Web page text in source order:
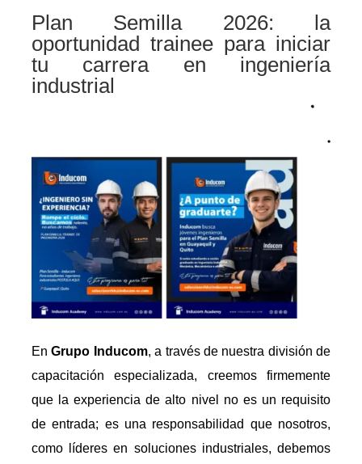
Plan Semilla 2026: la
oportunidad trainee para iniciar
tu carrera en ingeniería
industrial
EnGrupo Inducom, a través de nuestra división de
capacitación especializada, creemos firmemente
que la experiencia de alto nivel no es un requisito
de entrada; es una responsabilidad que nosotros,
como líderes en soluciones industriales, debemos